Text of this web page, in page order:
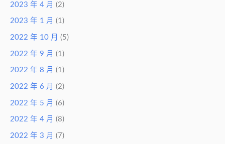
2023 年 4 月 (2)
2023 年 1 月 (1)
2022 年 10 月 (5)
2022 年 9 月 (1)
2022 年 8 月 (1)
2022 年 6 月 (2)
2022 年 5 月 (6)
2022 年 4 月 (8)
2022 年 3 月 (7)